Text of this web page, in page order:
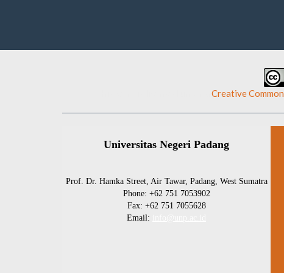
Creative
Universitas Negeri Padang
Prof. Dr. Hamka Street, Air Tawar, Padang, West Sumatra
Phone: +62 751 7053902
Fax: +62 751 7055628
Email: